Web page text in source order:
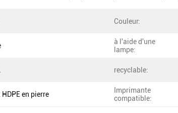
Couleur:
à l'aide d'une
lampe:
recyclable:
HDPE en pierre
Imprimante
compatible: